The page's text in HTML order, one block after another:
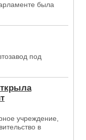
была
под
учреждение,
в